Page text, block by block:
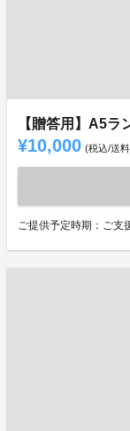
【贈答用】A5ラ
¥10,000 (税込/送
ご提供予定時期：ご支